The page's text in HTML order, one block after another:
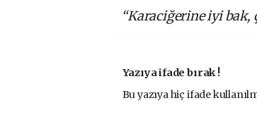
“Karaciğerine iyi bak,
Yazıya ifade bırak !
Bu yazıya hiç ifade